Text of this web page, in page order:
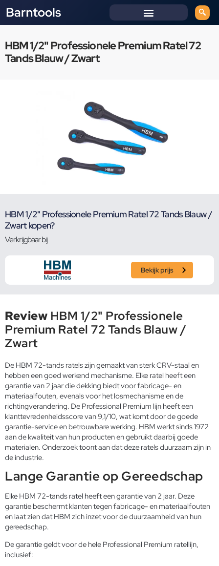
Barntools
HBM 1/2" Professionele Premium Ratel 72
Tands Blauw / Zwart
HBM 1/2" Professionele Premium Ratel 72 Tands Blauw /
Zwart kopen?
Verkrijgbaar bij
Bekijk prijs
Review HBM 1/2" Professionele
Premium Ratel 72 Tands Blauw /
Zwart
De HBM 72-tands ratels zijn gemaakt van sterk CRV-staal en
hebben een goed werkend mechanisme. Elke ratel heeft een
garantie van 2 jaar die dekking biedt voor fabricage- en
materiaalfouten, evenals voor het losmechanisme en de
richtingverandering. De Professional Premium lijn heeft een
klanttevredenheidsscore van 9,1/10, wat komt door de goede
garantie-service en betrouwbare werking. HBM werkt sinds 1972
aan de kwaliteit van hun producten en gebruikt daarbij goede
materialen. Onderzoek toont aan dat deze ratels duurzaam zijn in
de industrie.
Lange Garantie op Gereedschap
Elke HBM 72-tands ratel heeft een garantie van 2 jaar. Deze
garantie beschermt klanten tegen fabricage- en materiaalfouten
en laat zien dat HBM zich inzet voor de duurzaamheid van hun
gereedschap.
De garantie geldt voor de hele Professional Premium ratellijn,
inclusief: